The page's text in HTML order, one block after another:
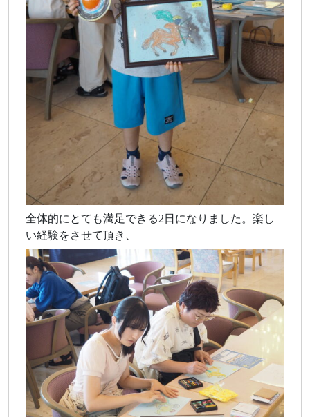
全体的にとても満足できる2日になりました。楽し
い経験をさせて頂き、